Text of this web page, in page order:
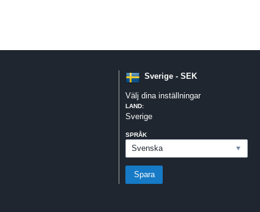
Sverige - SEK
Välj dina inställningar
LAND:
Sverige
SPRÅK